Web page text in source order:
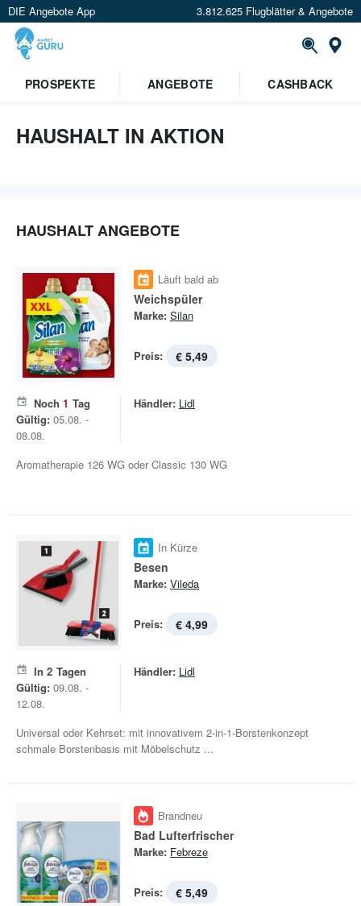
DIE Angebote App 3.812.625 Flugblätter & Angebote
PROSPEKTE ANGEBOTE CASHBACK
HAUSHALT IN AKTION
HAUSHALT ANGEBOTE
Läuft bald ab
Weichspüler
Marke: Silan
Preis: € 5,49
Noch 1 Tag
Gültig: 05.08. -
08.08.
Händler: Lidl
Aromatherapie 126 WG oder Classic 130 WG
In Kürze
Besen
Marke: Vileda
Preis: € 4,99
In 2 Tagen
Gültig: 09.08. -
12.08.
Händler: Lidl
Universal oder Kehrset: mit innovativem 2-in-1-Borstenkonzept
schmale Borstenbasis mit Möbelschutz ...
Brandneu
Bad Lufterfrischer
Marke: Febreze
Preis: € 5,49